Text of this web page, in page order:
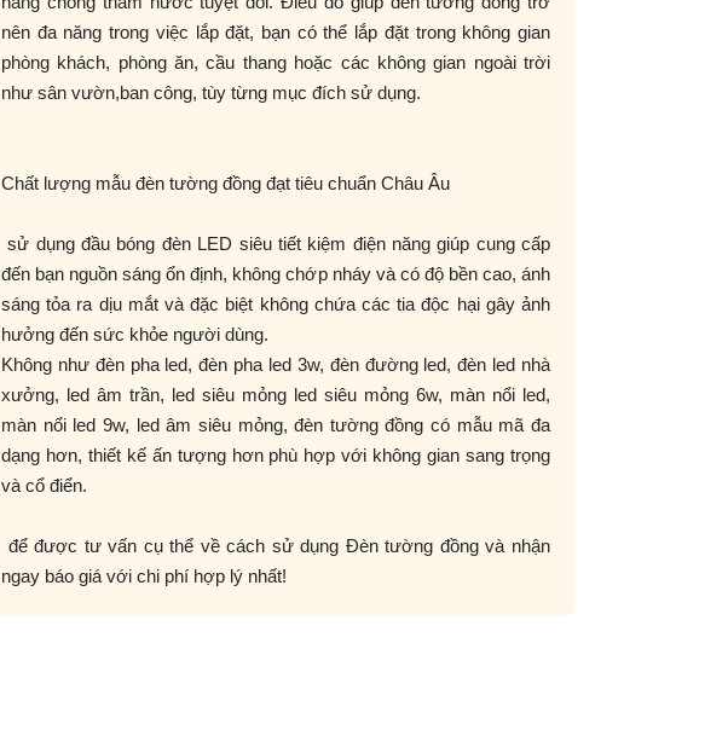
nên đa năng trong việc lắp đặt, bạn có thể lắp đặt trong không gian
phòng khách, phòng ăn, cầu thang hoặc các không gian ngoài trời
như sân vườn,ban công, tùy từng mục đích sử dụng.
Chất lượng mẫu đèn tường đồng đạt tiêu chuẩn Châu Âu
sử dụng đầu bóng đèn LED siêu tiết kiệm điện năng giúp cung cấp
đến bạn nguồn sáng ổn định, không chớp nháy và có độ bền cao, ánh
sáng tỏa ra dịu mắt và đặc biệt không chứa các tia độc hại gây ảnh
hưởng đến sức khỏe người dùng.
Không như đèn pha led, đèn pha led 3w, đèn đường led, đèn led nhà
xưởng, led âm trần, led siêu mỏng led siêu mỏng 6w, màn nổi led,
màn nổi led 9w, led âm siêu mỏng, đèn tường đồng có mẫu mã đa
dạng hơn, thiết kế ấn tượng hơn phù hợp với không gian sang trọng
và cổ điển.
để được tư vấn cụ thể về cách sử dụng Đèn tường đồng và nhận
ngay báo giá với chi phí hợp lý nhất!